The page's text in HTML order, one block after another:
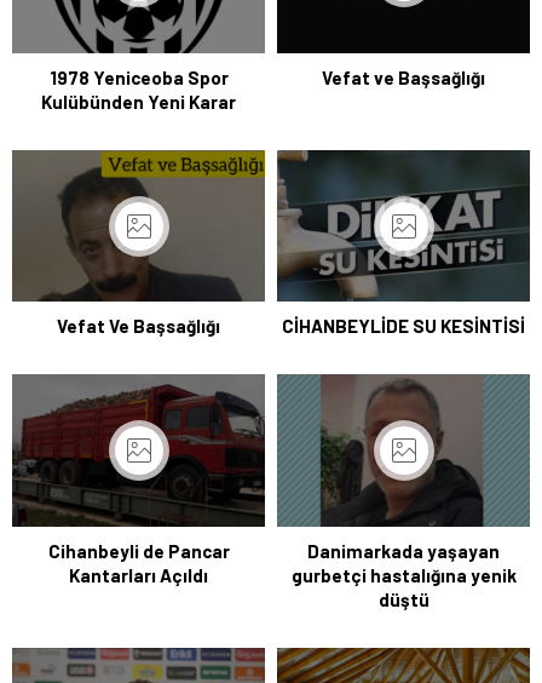
1978 Yeniceoba Spor
Kulübünden Yeni Karar
Vefat ve Başsağlığı
Vefat Ve Başsağlığı CİHANBEYLİDE SU KESİNTİSİ
Cihanbeyli de Pancar
Kantarları Açıldı
Danimarkada yaşayan
gurbetçi hastalığına yenik
düştü